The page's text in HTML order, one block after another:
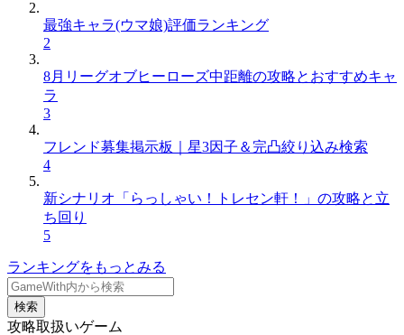
最強キャラ(ウマ娘)評価ランキング
2
8月リーグオブヒーローズ中距離の攻略とおすすめキャ
ラ
3
フレンド募集掲示板｜星3因子＆完凸絞り込み検索
4
新シナリオ「らっしゃい！トレセン軒！」の攻略と立
ち回り
5
ランキングをもっとみる
検索
攻略取扱いゲーム